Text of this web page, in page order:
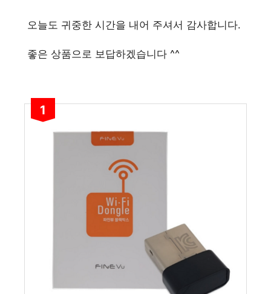
오늘도 귀중한 시간을 내어 주셔서 감사합니다.
좋은 상품으로 보답하겠습니다 ^^
1